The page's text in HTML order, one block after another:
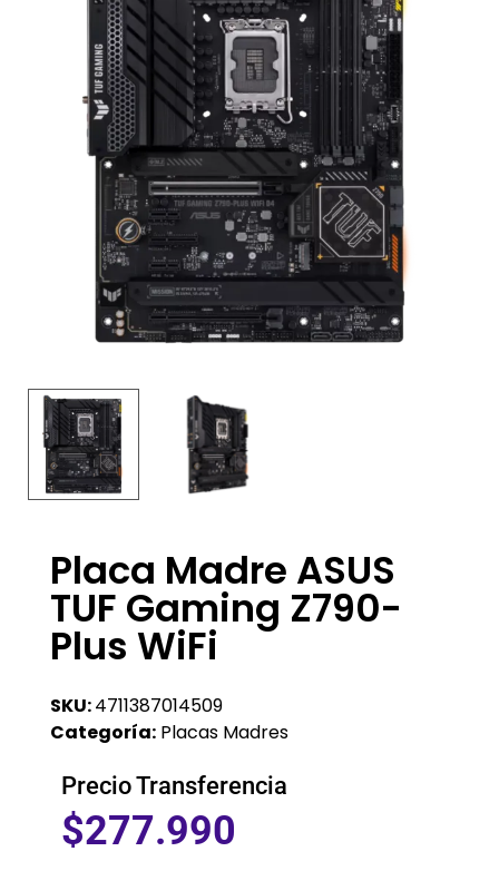
Placa Madre ASUS
TUF Gaming Z790-
Plus WiFi
SKU:4711387014509
Categoría: Placas Madres
Precio Transferencia
$277.990